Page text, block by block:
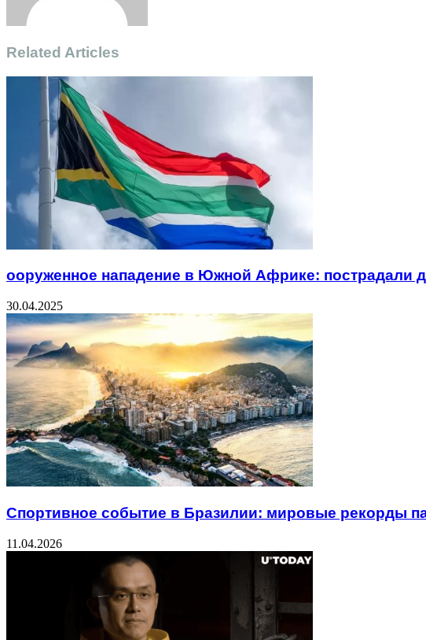
Related Articles
ооруженное нападение в Южной Африке: пострадали
30.04.2025
Спортивное событие в Бразилии: мировые рекорды
11.04.2026